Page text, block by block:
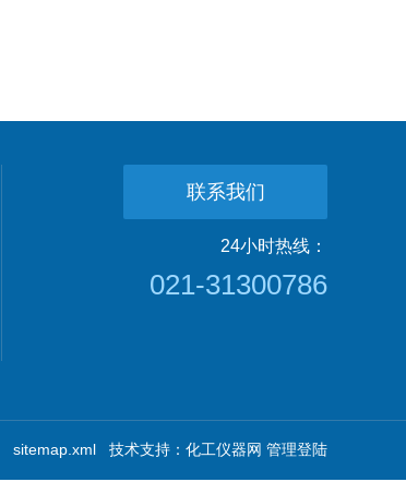
联系我们
24小时热线：
021-31300786
sitemap.xml 技术支持： 化工仪器网 管理登陆